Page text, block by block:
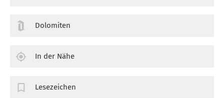
Dolomiten
In der Nähe
Lesezeichen